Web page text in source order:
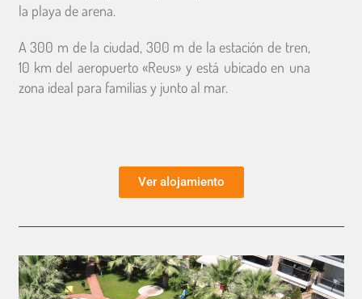
la playa de arena.
A 300 m de la ciudad, 300 m de la estación de tren,
10 km del aeropuerto «Reus» y está ubicado en una
zona ideal para familias y junto al mar.
Ver alojamiento